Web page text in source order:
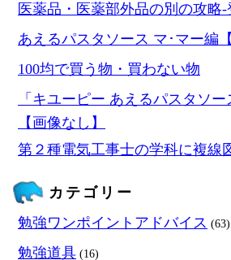
医薬品・医薬部外品の別の攻略
あえるパスタソース マ･マー編
100均で買う物・買わない物
「キユーピー あえるパスタソ
【画像なし】
第２種電気工事士の学科に複線
カテゴリー
勉強ワンポイントアドバイス (63)
勉強道具 (16)